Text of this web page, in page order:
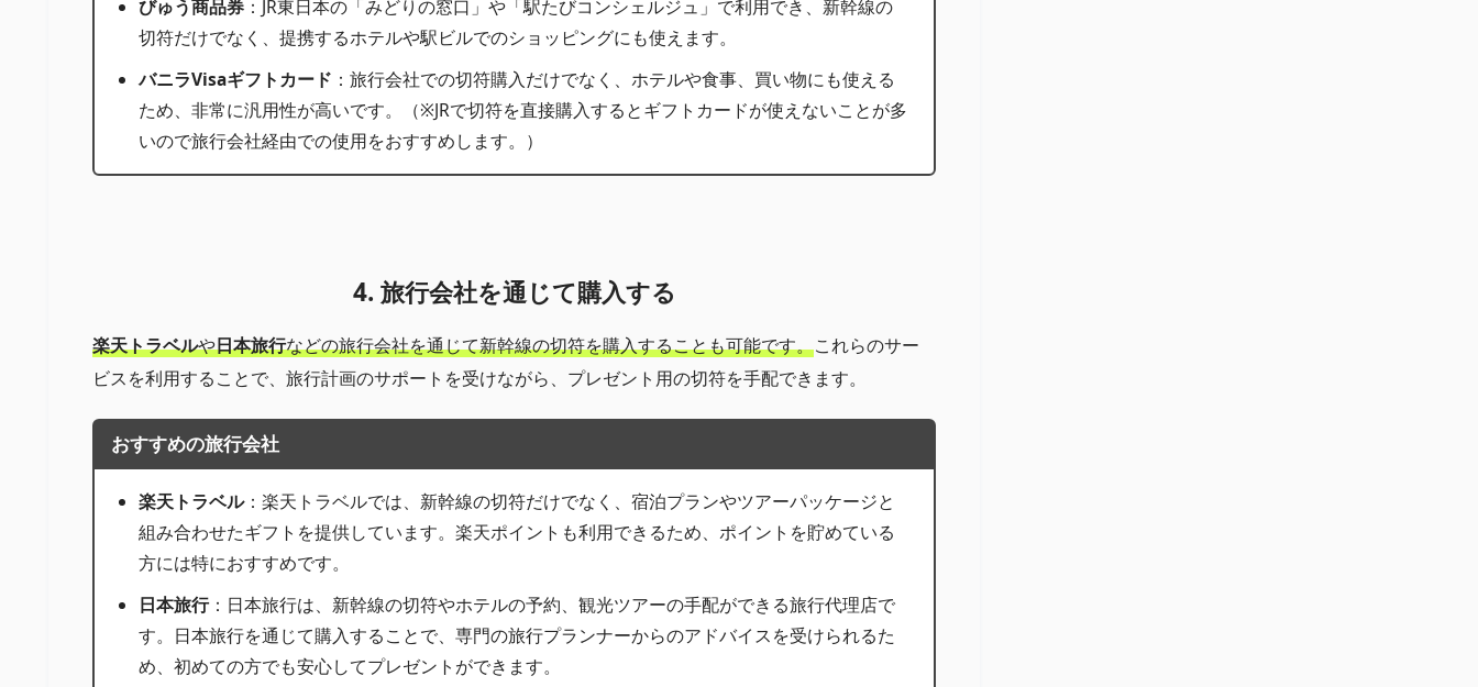
びゅう商品券 ：JR東日本の「みどりの窓口」や「駅たびコンシェルジュ」で利用でき、新幹線の
切符だけでなく、提携するホテルや駅ビルでのショッピングにも使えます。
バニラVisaギフトカード ：旅行会社での切符購入だけでなく、ホテルや食事、買い物にも使える
ため、非常に汎用性が高いです。（※JRで切符を直接購入するとギフトカードが使えないことが多
いので旅行会社経由での使用をおすすめします。）
4. 旅行会社を通じて購入する
楽天トラベルや日本旅行などの旅行会社を通じて新幹線の切符を購入することも可能です。これらのサー
ビスを利用することで、旅行計画のサポートを受けながら、プレゼント用の切符を手配できます。
おすすめの旅行会社
楽天トラベル：楽天トラベルでは、新幹線の切符だけでなく、宿泊プランやツアーパッケージと
組み合わせたギフトを提供しています。楽天ポイントも利用できるため、ポイントを貯めている
方には特におすすめです。
日本旅行：日本旅行は、新幹線の切符やホテルの予約、観光ツアーの手配ができる旅行代理店で
す。日本旅行を通じて購入することで、専門の旅行プランナーからのアドバイスを受けられるた
め、初めての方でも安心してプレゼントができます。